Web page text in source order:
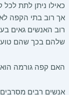
כאילו ניתן לתת
אך רוב בתי הקפה לא
רוב האנשים גאים
שלהם בכך שהם
האם קפה גורמה
אנשים רבים